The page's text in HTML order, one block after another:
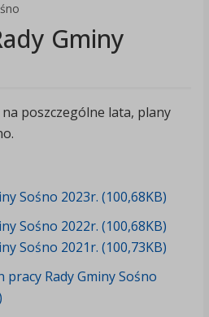
Gminy
poszczególne lata, plany
Sośno 2023r. (100,68KB)
Sośno 2022r. (100,68KB)
Sośno 2021r. (100,73KB)
Rady Gminy Sośno